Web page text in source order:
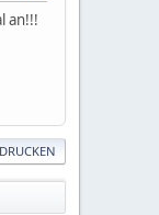
an!!!
DRUCKEN